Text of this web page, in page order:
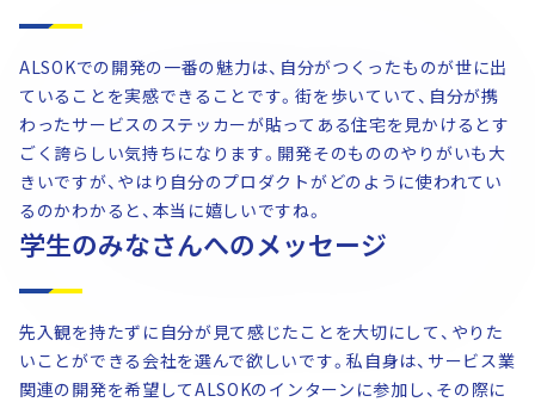
ALSOKでの開発の一番の魅力は、自分がつくったものが世に出
ていることを実感できることです。街を歩いていて、自分が携
わったサービスのステッカーが貼ってある住宅を見かけるとす
ごく誇らしい気持ちになります。開発そのもののやりがいも大
きいですが、やはり自分のプロダクトがどのように使われてい
るのかわかると、本当に嬉しいですね。
学生のみなさんへのメッセージ
先入観を持たずに自分が見て感じたことを大切にして、やりた
いことができる会社を選んで欲しいです。私自身は、サービス業
関連の開発を希望してALSOKのインターンに参加し、その際に